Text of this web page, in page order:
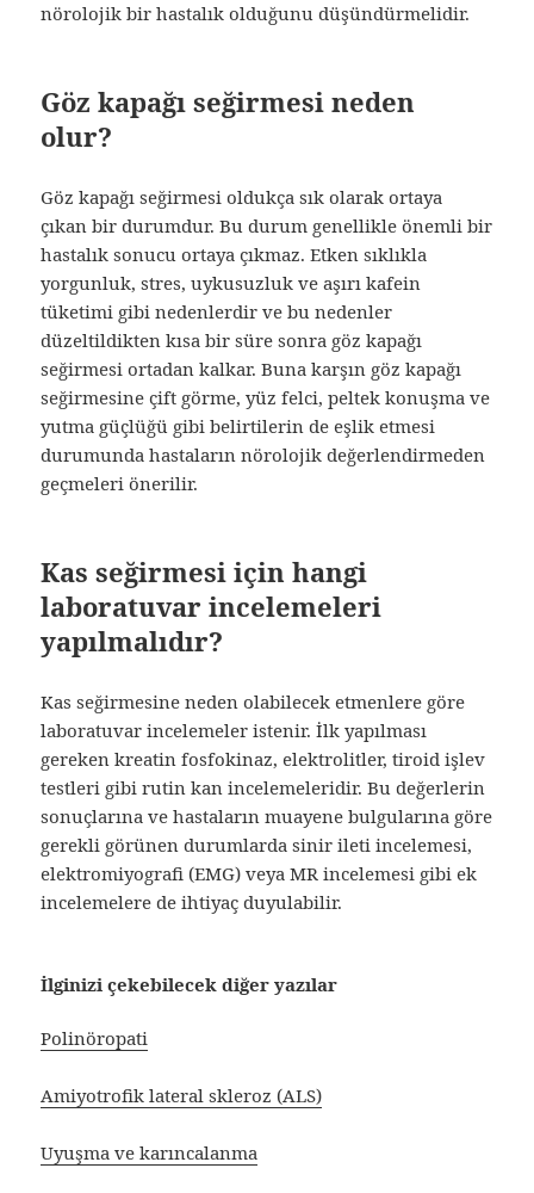
nörolojik bir hastalık olduğunu düşündürmelidir.
Göz kapağı seğirmesi neden
olur?
Göz kapağı seğirmesi oldukça sık olarak ortaya
çıkan bir durumdur. Bu durum genellikle önemli bir
hastalık sonucu ortaya çıkmaz. Etken sıklıkla
yorgunluk, stres, uykusuzluk ve aşırı kafein
tüketimi gibi nedenlerdir ve bu nedenler
düzeltildikten kısa bir süre sonra göz kapağı
seğirmesi ortadan kalkar. Buna karşın göz kapağı
seğirmesine çift görme, yüz felci, peltek konuşma ve
yutma güçlüğü gibi belirtilerin de eşlik etmesi
durumunda hastaların nörolojik değerlendirmeden
geçmeleri önerilir.
Kas seğirmesi için hangi
laboratuvar incelemeleri
yapılmalıdır?
Kas seğirmesine neden olabilecek etmenlere göre
laboratuvar incelemeler istenir. İlk yapılması
gereken kreatin fosfokinaz, elektrolitler, tiroid işlev
testleri gibi rutin kan incelemeleridir. Bu değerlerin
sonuçlarına ve hastaların muayene bulgularına göre
gerekli görünen durumlarda sinir ileti incelemesi,
elektromiyografi (EMG) veya MR incelemesi gibi ek
incelemelere de ihtiyaç duyulabilir.
İlginizi çekebilecek diğer yazılar
Polinöropati
Amiyotrofik lateral skleroz (ALS)
Uyuşma ve karıncalanma